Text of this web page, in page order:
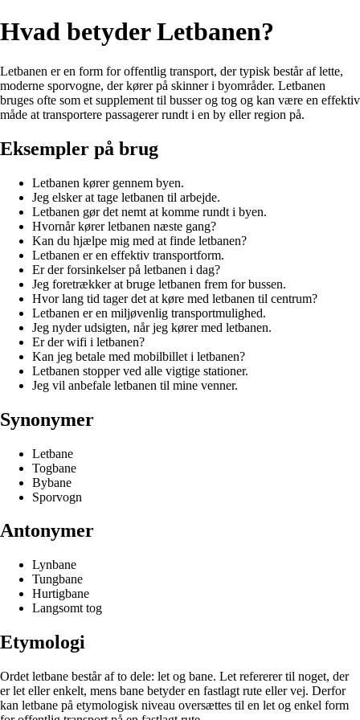
Hvad betyder Letbanen?
Letbanen er en form for offentlig transport, der typisk består af lette,
moderne sporvogne, der kører på skinner i byområder. Letbanen
bruges ofte som et supplement til busser og tog og kan være en effektiv
måde at transportere passagerer rundt i en by eller region på.
Eksempler på brug
Letbanen kører gennem byen.
Jeg elsker at tage letbanen til arbejde.
Letbanen gør det nemt at komme rundt i byen.
Hvornår kører letbanen næste gang?
Kan du hjælpe mig med at finde letbanen?
Letbanen er en effektiv transportform.
Er der forsinkelser på letbanen i dag?
Jeg foretrækker at bruge letbanen frem for bussen.
Hvor lang tid tager det at køre med letbanen til centrum?
Letbanen er en miljøvenlig transportmulighed.
Jeg nyder udsigten, når jeg kører med letbanen.
Er der wifi i letbanen?
Kan jeg betale med mobilbillet i letbanen?
Letbanen stopper ved alle vigtige stationer.
Jeg vil anbefale letbanen til mine venner.
Synonymer
Letbane
Togbane
Bybane
Sporvogn
Antonymer
Lynbane
Tungbane
Hurtigbane
Langsomt tog
Etymologi
Ordet letbane består af to dele: let og bane. Let refererer til noget, der
er let eller enkelt, mens bane betyder en fastlagt rute eller vej. Derfor
kan letbane på etymologisk niveau oversættes til en let og enkel form